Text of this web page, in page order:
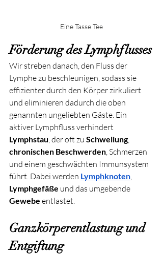
Eine Tasse Tee
Förderung des Lymphflusses
Wir streben danach, den Fluss der
Lymphe zu beschleunigen, sodass sie
effizienter durch den Körper zirkuliert
und eliminieren dadurch die oben
genannten ungeliebten Gäste. Ein
aktiver Lymphfluss verhindert
Lymphstau , der oft zu Schwellung,
chronischen Beschwerden , Schmerzen
und einem geschwächten Immunsystem
führt. Dabei werden Lymphknoten
Lymphgefäße und das umgebende
Gewebe entlastet.
Ganzkörperentlastung und
Entgiftung